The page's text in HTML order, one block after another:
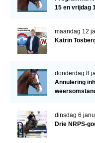
15 en vrijdag
maandag 12
Katrin
donderdag 8
Annulering
dinsdag 6
Drie NRPS-